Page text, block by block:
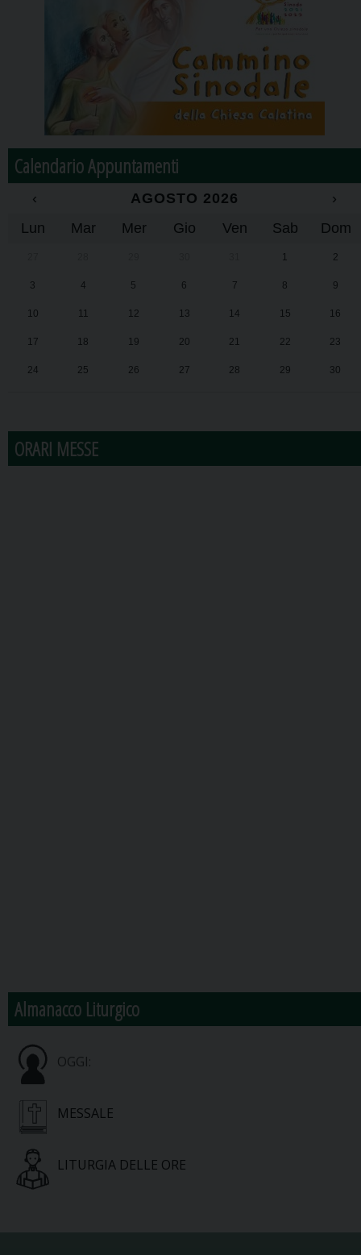
Calendario Appuntamenti
‹ AGOSTO 2026
›
Lun
Mar Mer Gio Ven Sab Dom
1 2
3 4 5 6 7 8 9
10 11 12 13 14 15 16
17 18 19 20 21 22 23
24 25 26 27 28 29 30
ORARI MESSE
Almanacco Liturgico
OGGI:
MESSALE
LITURGIA DELLE ORE